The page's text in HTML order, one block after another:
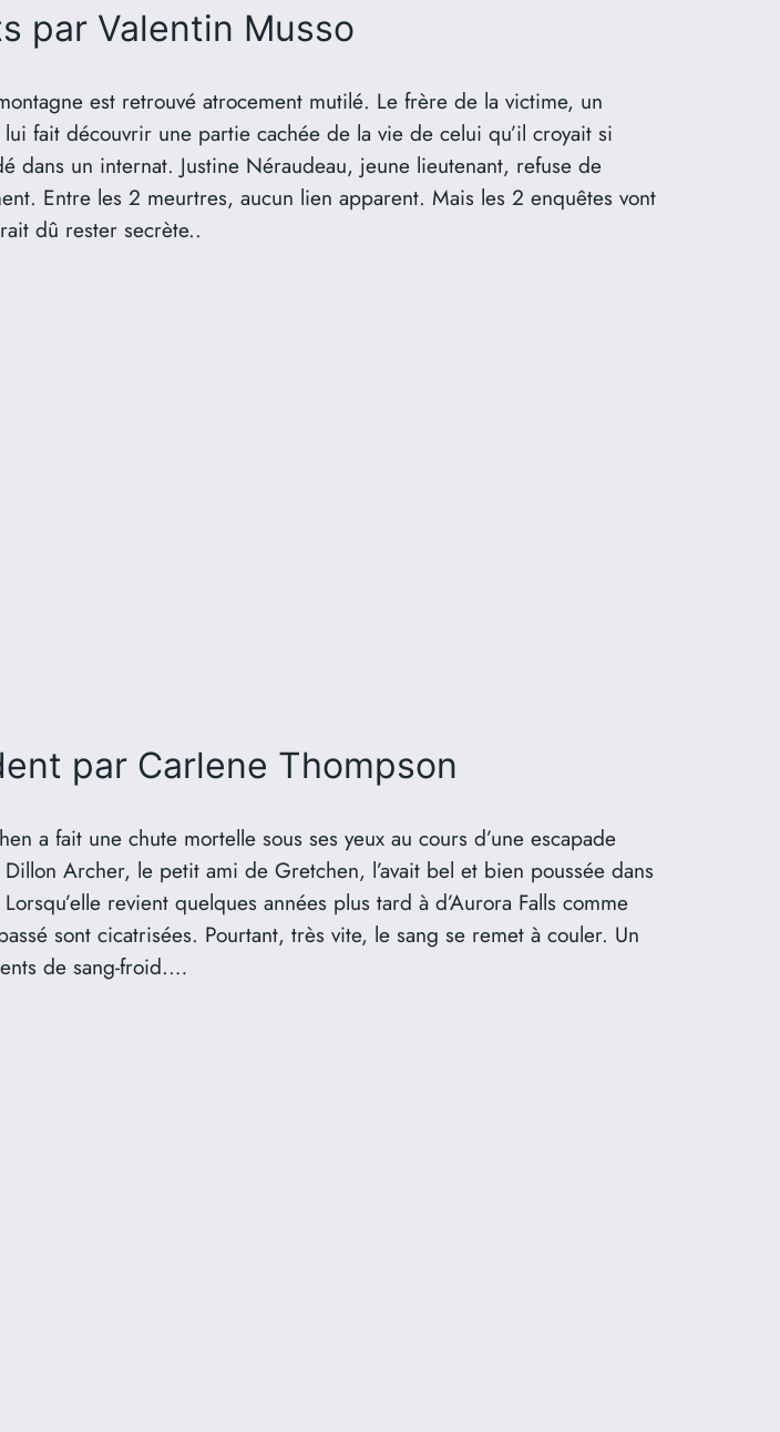
par Valentin Musso
est retrouvé atrocement mutilé. Le frère de la victime, un
fait découvrir une partie cachée de la vie de celui qu’il croyait si
un internat. Justine Néraudeau, jeune lieutenant, refuse de
Entre les 2 meurtres, aucun lien apparent. Mais les 2 enquêtes vont
dû rester secrète..
par Carlene Thompson
a fait une chute mortelle sous ses yeux au cours d’une escapade
Archer, le petit ami de Gretchen, l’avait bel et bien poussée dans
revient quelques années plus tard à d’Aurora Falls comme
sont cicatrisées. Pourtant, très vite, le sang se remet à couler. Un
de sang-froid.…